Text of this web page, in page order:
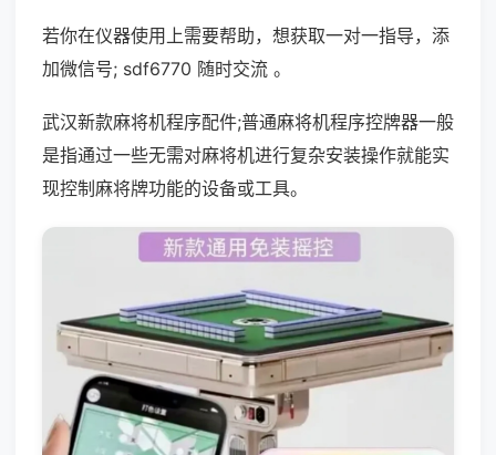
若你在仪器使用上需要帮助，想获取一对一指导，添
加微信号; sdf6770 随时交流 。
武汉新款麻将机程序配件;普通麻将机程序控牌器一般
是指通过一些无需对麻将机进行复杂安装操作就能实
现控制麻将牌功能的设备或工具。